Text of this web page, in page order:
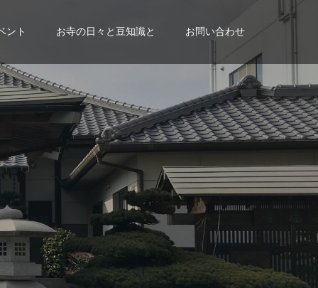
ント お寺の日々と豆知識と お問い合わせ